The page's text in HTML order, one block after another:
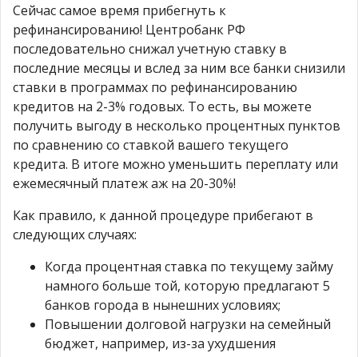
Сейчас самое время прибегнуть к
рефинансированию! Центробанк РФ
последовательно снижал учетную ставку в
последние месяцы и вслед за ним все банки снизили
ставки в программах по рефинансированию
кредитов на 2-3% годовых. То есть, вы можете
получить выгоду в несколько процентных пунктов
по сравнению со ставкой вашего текущего
кредита. В итоге можно уменьшить переплату или
ежемесячный платеж аж на 20-30%!
Как правило, к данной процедуре прибегают в
следующих случаях:
Когда процентная ставка по текущему займу
намного больше той, которую предлагают 5
банков города в нынешних условиях;
Повышении долговой нагрузки на семейный
бюджет, например, из-за ухудшения